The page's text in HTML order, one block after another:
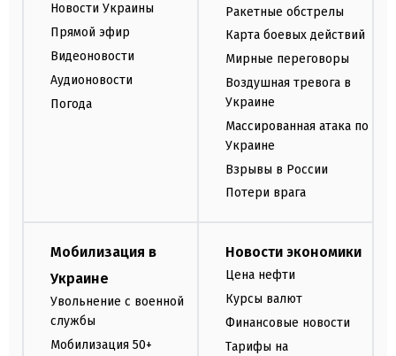
Новости Украины
Прямой эфир
Видеоновости
Аудионовости
Погода
Ракетные обстрелы
Карта боевых действий
Мирные переговоры
Воздушная тревога в
Украине
Массированная атака по
Украине
Взрывы в России
Потери врага
Мобилизация в
Украине
Увольнение с военной
службы
Мобилизация 50+
Новости экономики
Цена нефти
Курсы валют
Финансовые новости
Тарифы на